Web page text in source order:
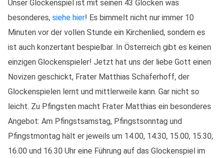
Unser Glockenspiel ist mit seinen 43 Glocken was
besonderes, siehe hier! Es bimmelt nicht nur immer 10
Minuten vor der vollen Stunde ein Kirchenlied, sondern es
ist auch konzertant bespielbar. In Österreich gibt es keinen
einzigen Glockenspieler! Jetzt hat uns der liebe Gott einen
Novizen geschickt, Frater Matthias Schäferhoff, der
Glockenspielen lernt und mittlerweile kann. Gar nicht so
leicht. Zu Pfingsten macht Frater Matthias ein besonderes
Angebot: Am Pfingstsamstag, Pfingstsonntag und
Pfingstmontag hält er jeweils um 14.00, 14.30, 15.00, 15.30,
16.00 und 16.30 Uhr eine Führung auf das Glockenspiel im